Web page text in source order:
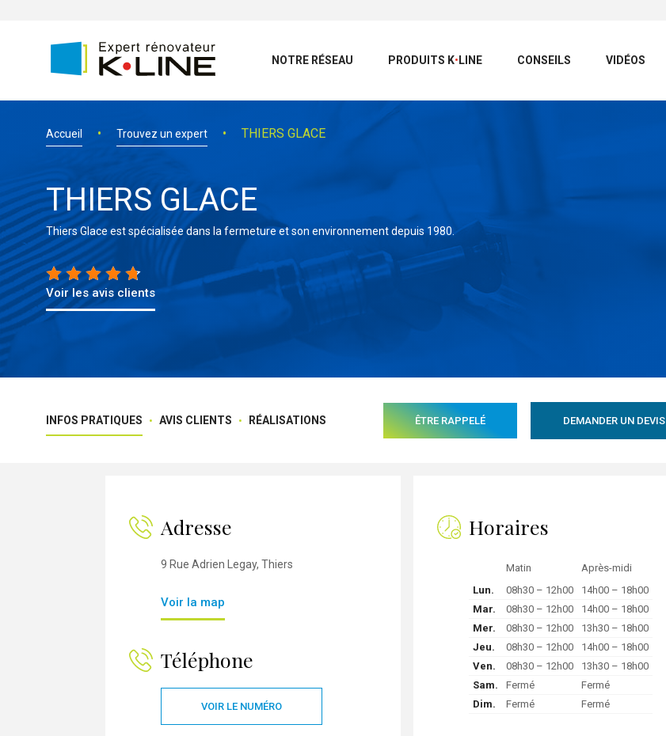
NOTRE RÉSEAU PRODUITS K•LINE CONSEILS VIDÉOS
Accueil Trouvez un expert THIERS GLACE
THIERS GLACE
Thiers Glace est spécialisée dans la fermeture et son environnement depuis 1980.
Voir les avis clients
INFOS PRATIQUES AVIS CLIENTS RÉALISATIONS ÊTRE RAPPELÉ DEMANDER UN DEVIS
Adresse
9 Rue Adrien Legay, Thiers
Voir la map
Téléphone
VOIR LE NUMÉRO
Horaires
Matin
Après-midi
Lun.
08h30 – 12h00
14h00 – 18h00
Mar.
08h30 – 12h00
14h00 – 18h00
Mer.
08h30 – 12h00
13h30 – 18h00
Jeu.
08h30 – 12h00
14h00 – 18h00
Ven.
08h30 – 12h00
13h30 – 18h00
Sam.
Fermé
Fermé
Dim.
Fermé Fermé